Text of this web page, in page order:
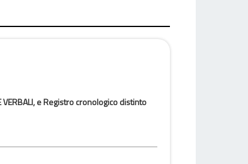
e Registro cronologico distinto